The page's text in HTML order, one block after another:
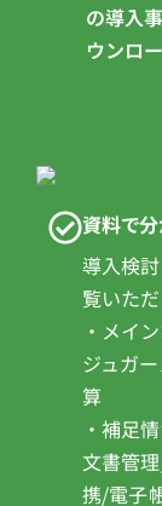
の導入
ウンロ
資料で
導入検
覧いただ
・メイ
ジュガ
算
・補足
文書管
携/電子